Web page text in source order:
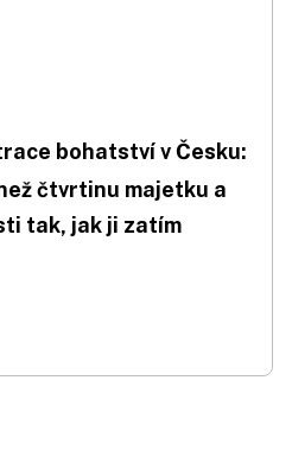
bohatství v Česku:
čtvrtinu majetku a
tak, jak ji zatím